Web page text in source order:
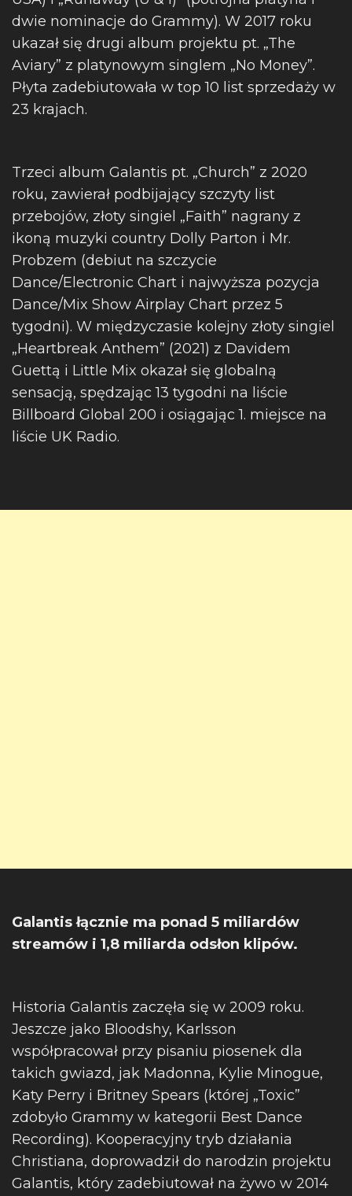
dwie nominacje do Grammy). W 2017 roku
ukazał się drugi album projektu pt. „The
Aviary” z platynowym singlem „No Money”.
Płyta zadebiutowała w top 10 list sprzedaży w
23 krajach.
Trzeci album Galantis pt. „Church” z 2020
roku, zawierał podbijający szczyty list
przebojów, złoty singiel „Faith” nagrany z
ikoną muzyki country Dolly Parton i Mr.
Probzem (debiut na szczycie
Dance/Electronic Chart i najwyższa pozycja
Dance/Mix Show Airplay Chart przez 5
tygodni). W międzyczasie kolejny złoty singiel
„Heartbreak Anthem” (2021) z Davidem
Guettą i Little Mix okazał się globalną
sensacją, spędzając 13 tygodni na liście
Billboard Global 200 i osiągając 1. miejsce na
liście UK Radio.
Galantis łącznie ma ponad 5 miliardów
streamów i 1,8 miliarda odsłon klipów.
Historia Galantis zaczęła się w 2009 roku.
Jeszcze jako Bloodshy, Karlsson
współpracował przy pisaniu piosenek dla
takich gwiazd, jak Madonna, Kylie Minogue,
Katy Perry i Britney Spears (której „Toxic”
zdobyło Grammy w kategorii Best Dance
Recording). Kooperacyjny tryb działania
Christiana, doprowadził do narodzin projektu
Galantis, który zadebiutował na żywo w 2014